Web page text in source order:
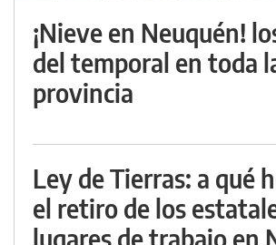
¡Nieve en Neuquén!
del temporal en toda
provincia
Ley de Tierras: a qué
el retiro de los
lugares de trabajo en